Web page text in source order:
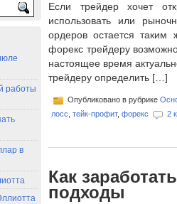
работы
в
Если трейдер хочет
использовать или
ордеров остается
форекс трейдеру
настоящее время
трейдеру определить […]
Опубликовано в рубрике
лосс тейк-профит, форекс 2
Как
подходы